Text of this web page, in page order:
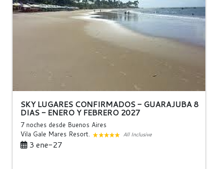
SKY LUGARES CONFIRMADOS - GUARAJUBA 8
DIAS - ENERO Y FEBRERO 2027
7 noches desde Buenos Aires
Vila Gale Mares Resort.
All Inclusive
3 ene-27